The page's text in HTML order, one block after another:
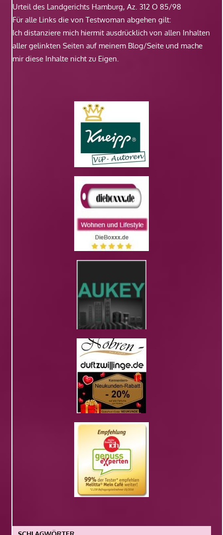
Urteil des Landgerichts Hamburg, Az. 312 O 85/98
Für alle Links die von Testwoman abgehen gilt:
Ich distanziere mich hiermit ausdrücklich von allen Inhalten
aller gelinkten Seiten auf meinem Blog/Seite und mache
mir diese Inhalte nicht zu Eigen.